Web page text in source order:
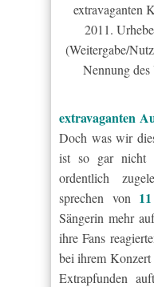
extravaganten
2011.
(Weitergabe/
Nennung
extravaganten
Doch was wir
ist so gar nicht
ordentlich
sprechen von11
Sängerin mehr
ihre Fans
bei ihrem
Extrapfunden